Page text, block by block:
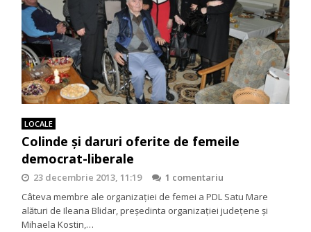
LOCALE
Colinde și daruri oferite de femeile
democrat-liberale
23 decembrie 2013, 11:19
1 comentariu
Câteva membre ale organizației de femei a PDL Satu Mare
alături de Ileana Blidar, președinta organizației județene și
Mihaela Kostin,…